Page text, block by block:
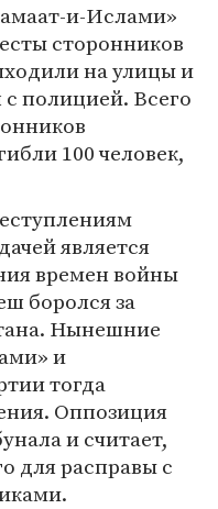
и-Ислами»
сторонников
на улицы и
с полицией. Всего
100 человек,
является
времен войны
боролся за
Нынешние
и
тогда
Оппозиция
и считает,
для расправы с